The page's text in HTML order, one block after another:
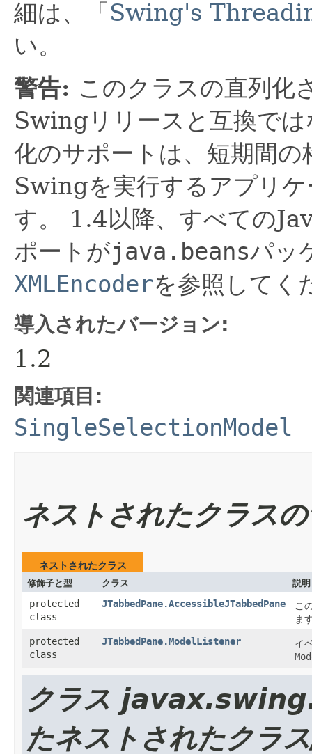
細は、「 Swing's
い。
警告: このクラスの直列化
Swingリリースと互換で
化のサポートは、短期間
Swingを実行するアプリ
す。
1.4以降、すべての
ポートがjava.beansパッ
XMLEncoderを参照してく
導入されたバージョン:
1.2
関連項目:
SingleSelectionModel
ネストされたクラス
ネストされたクラス
修飾子と型 クラス 説明
protected
class
JTabbedPane.AccessibleJTabbedPane
こ
ま
protected
class
JTabbedPane.ModelListener イ
クラス
たネストされたクラ